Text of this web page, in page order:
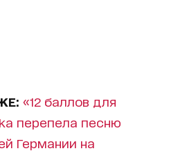
«12 баллов для
перепела песню
Германии на